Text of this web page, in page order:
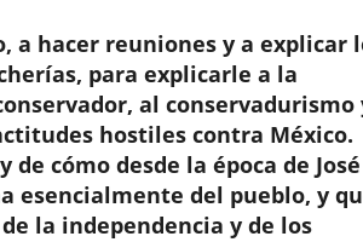
a hacer reuniones y a explicar
para explicarle a la
al conservadurismo
hostiles contra México.
cómo desde la época de José
esencialmente del pueblo, y
la independencia y de los